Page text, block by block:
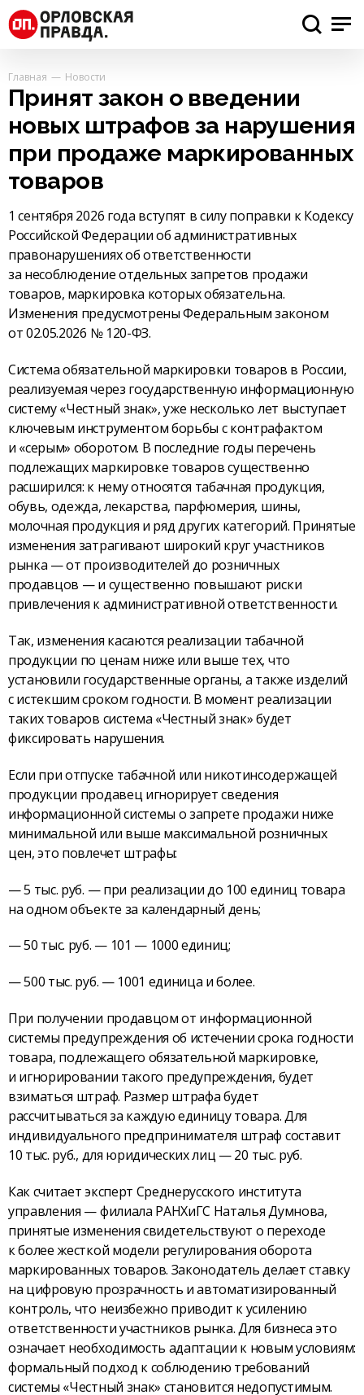
Главная Новости
Принят закон о введении
новых штрафов за нарушения
при продаже маркированных
товаров
1 сентября 2026 года вступят в силу поправки к Кодексу
Российской Федерации об административных
правонарушениях об ответственности
за несоблюдение отдельных запретов продажи
товаров, маркировка которых обязательна.
Изменения предусмотрены Федеральным законом
от 02.05.2026 № 120-ФЗ.
Система обязательной маркировки товаров в России,
реализуемая через государственную информационную
систему «Честный знак», уже несколько лет выступает
ключевым инструментом борьбы с контрафактом
и «серым» оборотом. В последние годы перечень
подлежащих маркировке товаров существенно
расширился: к нему относятся табачная продукция,
обувь, одежда, лекарства, парфюмерия, шины,
молочная продукция и ряд других категорий. Принятые
изменения затрагивают широкий круг участников
рынка — от производителей до розничных
продавцов — и существенно повышают риски
привлечения к административной ответственности.
Так, изменения касаются реализации табачной
продукции по ценам ниже или выше тех, что
установили государственные органы, а также изделий
с истекшим сроком годности. В момент реализации
таких товаров система «Честный знак» будет
фиксировать нарушения.
Если при отпуске табачной или никотинсодержащей
продукции продавец игнорирует сведения
информационной системы о запрете продажи ниже
минимальной или выше максимальной розничных
цен, это повлечет штрафы:
— 5 тыс. руб. — при реализации до 100 единиц товара
на одном объекте за календарный день;
— 50 тыс. руб. — 101 — 1000 единиц;
— 500 тыс. руб. — 1001 единица и более.
При получении продавцом от информационной
системы предупреждения об истечении срока годности
товара, подлежащего обязательной маркировке,
и игнорировании такого предупреждения, будет
взиматься штраф. Размер штрафа будет
рассчитываться за каждую единицу товара. Для
индивидуального предпринимателя штраф составит
10 тыс. руб., для юридических лиц — 20 тыс. руб.
Как считает эксперт Среднерусского института
управления — филиала РАНХиГС Наталья Думнова,
принятые изменения свидетельствуют о переходе
к более жесткой модели регулирования оборота
маркированных товаров. Законодатель делает ставку
на цифровую прозрачность и автоматизированный
контроль, что неизбежно приводит к усилению
ответственности участников рынка. Для бизнеса это
означает необходимость адаптации к новым условиям:
формальный подход к соблюдению требований
системы «Честный знак» становится недопустимым.